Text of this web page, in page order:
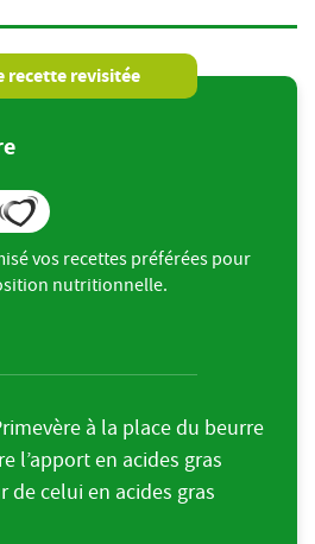
recette revisitée
vos recettes préférées pour
nutritionnelle.
à la place du beurre
l’apport en acides gras
de celui en acides gras